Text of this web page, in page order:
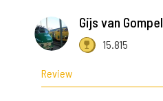
Gijs van Gompel
15.815
Review